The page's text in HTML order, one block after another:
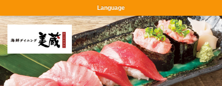
Language